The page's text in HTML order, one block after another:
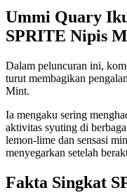
Ummi Quary
SPRITE Nipis
Dalam peluncuran ini,
turut membagikan
Mint.
Ia mengaku sering
aktivitas syuting di
lemon-lime dan sensasi
menyegarkan setelah
Fakta Singkat